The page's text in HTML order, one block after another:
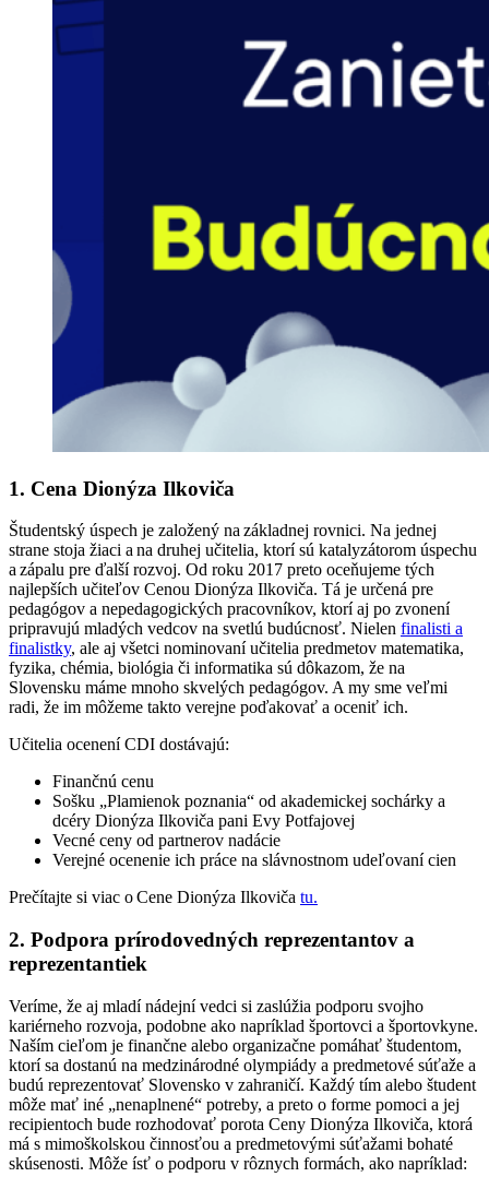
1. Cena Dionýza Ilkoviča
Študentský úspech je založený na základnej rovnici. Na jednej
strane stoja žiaci a na druhej učitelia, ktorí sú katalyzátorom úspechu
a zápalu pre ďalší rozvoj. Od roku 2017 preto oceňujeme tých
najlepších učiteľov Cenou Dionýza Ilkoviča. Tá je určená pre
pedagógov a nepedagogických pracovníkov, ktorí aj po zvonení
pripravujú mladých vedcov na svetlú budúcnosť. Nielen finalisti a
finalistky, ale aj všetci nominovaní učitelia predmetov matematika,
fyzika, chémia, biológia či informatika sú dôkazom, že na
Slovensku máme mnoho skvelých pedagógov. A my sme veľmi
radi, že im môžeme takto verejne poďakovať a oceniť ich.
Učitelia ocenení CDI dostávajú:
Finančnú cenu
Sošku „Plamienok poznania“ od akademickej sochárky a
dcéry Dionýza Ilkoviča pani Evy Potfajovej
Vecné ceny od partnerov nadácie
Verejné ocenenie ich práce na slávnostnom udeľovaní cien
Prečítajte si viac o Cene Dionýza Ilkoviča tu.
2. Podpora prírodovedných reprezentantov a
reprezentantiek
Veríme, že aj mladí nádejní vedci si zaslúžia podporu svojho
kariérneho rozvoja, podobne ako napríklad športovci a športovkyne.
Naším cieľom je finančne alebo organizačne pomáhať študentom,
ktorí sa dostanú na medzinárodné olympiády a predmetové súťaže a
budú reprezentovať Slovensko v zahraničí. Každý tím alebo študent
môže mať iné „nenaplnené“ potreby, a preto o forme pomoci a jej
recipientoch bude rozhodovať porota Ceny Dionýza Ilkoviča, ktorá
má s mimoškolskou činnosťou a predmetovými súťažami bohaté
skúsenosti. Môže ísť o podporu v rôznych formách, ako napríklad: